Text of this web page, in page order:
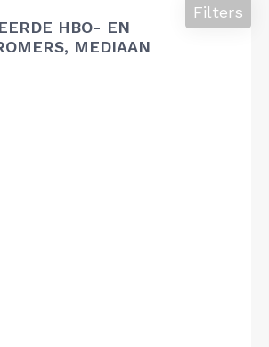
HBO- EN
MEDIAAN
Filters